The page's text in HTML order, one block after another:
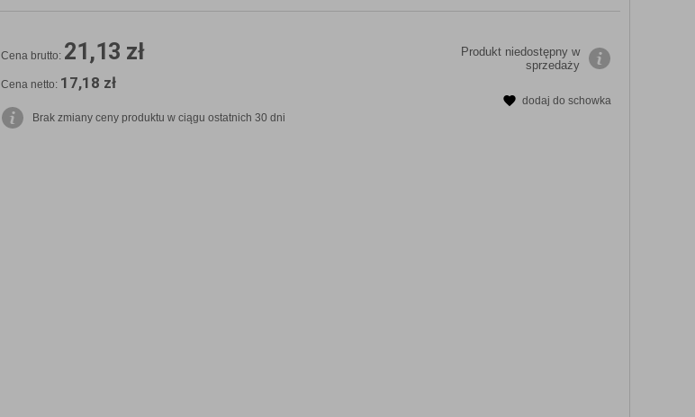
Cena brutto: 21,13 zł
Cena netto: 17,18 zł
Brak zmiany ceny produktu w ciągu ostatnich 30 dni
Produkt niedostępny w
sprzedaży
dodaj do schowka